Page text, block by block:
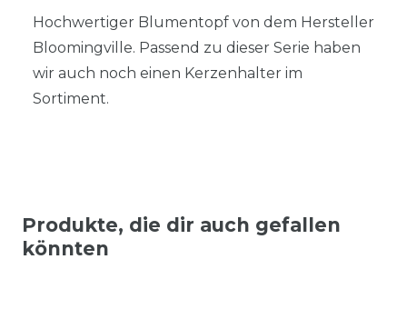
Hochwertiger Blumentopf von dem Hersteller
Bloomingville. Passend zu dieser Serie haben
wir auch noch einen Kerzenhalter im
Sortiment.
Produkte, die dir auch gefallen
könnten